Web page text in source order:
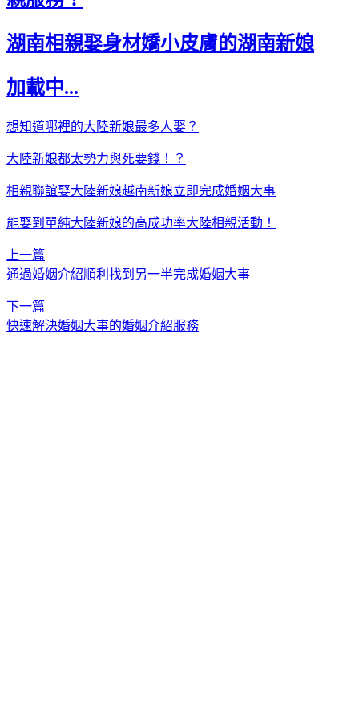
湖南相親娶身材嬌小皮膚的湖南新娘
加載中...
想知道哪裡的大陸新娘最多人娶？
大陸新娘都太勢力與死要錢！？
相親聯誼娶大陸新娘越南新娘立即完成婚姻大事
能娶到單純大陸新娘的高成功率大陸相親活動！
上一篇
通過婚姻介紹順利找到另一半完成婚姻大事
下一篇
快速解決婚姻大事的婚姻介紹服務